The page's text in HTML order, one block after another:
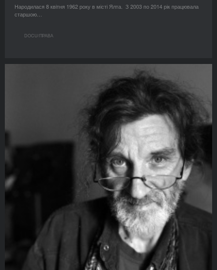
Народилася 8 квітня 1962 року в місті Ялта. З 2003 по 2014 рік працювала
старшою…
DOCU/ПРАВА